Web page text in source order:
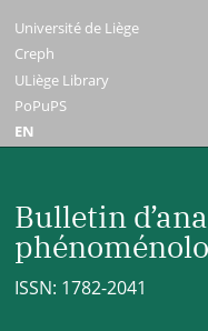
Université de Liège
Creph
ULiège Library
PoPuPS
EN
Bulletin
ISSN: 1782-2041